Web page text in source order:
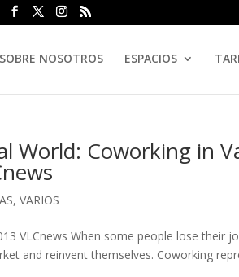
NOSOTROS ESPACIOS
World: Coworking in
,VARIOS
VLCnews When some people lose their
and reinvent themselves. Coworking